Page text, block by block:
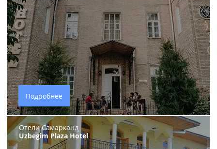
Подробнее
Отели Самарканд
Uzbegim Plaza Hotel